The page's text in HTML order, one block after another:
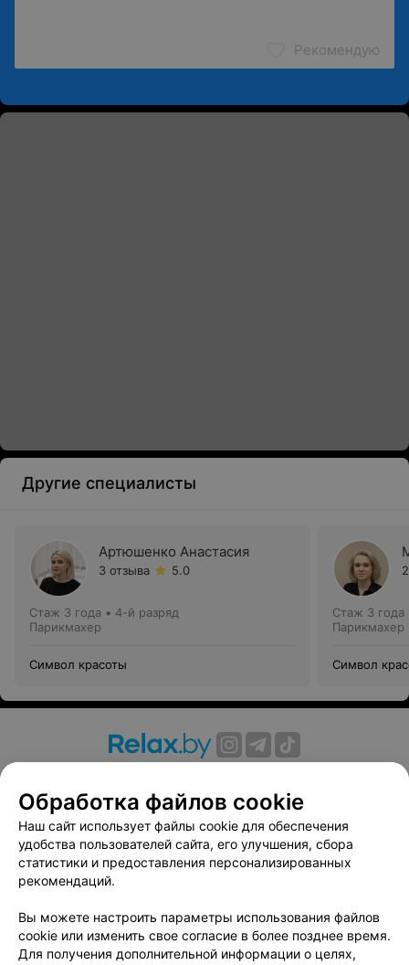
Рекомендую
Другие специалисты
Артюшенко Анастасия
3 отзыва 5.0
Стаж 3 года • 4-й разряд
Парикмахер
Символ красоты
Стаж 3 года
Парикмахер
Символ
Вакансии
Публичный договор
Способы оплаты
Публичный договор по использованию сервиса
«Афиша»
Пользовательское соглашение
Связаться по вопросам сотрудничества
Написать руководителю relax.by
Обработка файлов cookie
Наш сайт использует файлы cookie для обеспечения
удобства пользователей сайта, его улучшения, сбора
статистики и предоставления персонализированных
рекомендаций.
Вы можете настроить параметры использования файлов
cookie или изменить свое согласие в более позднее время.
Для получения дополнительной информации о целях,